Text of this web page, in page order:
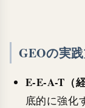
GEOの実
E-E-A-T（
底的に強化